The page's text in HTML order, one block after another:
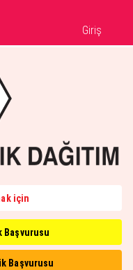
Giriş
için
Başvurusu
Başvurusu